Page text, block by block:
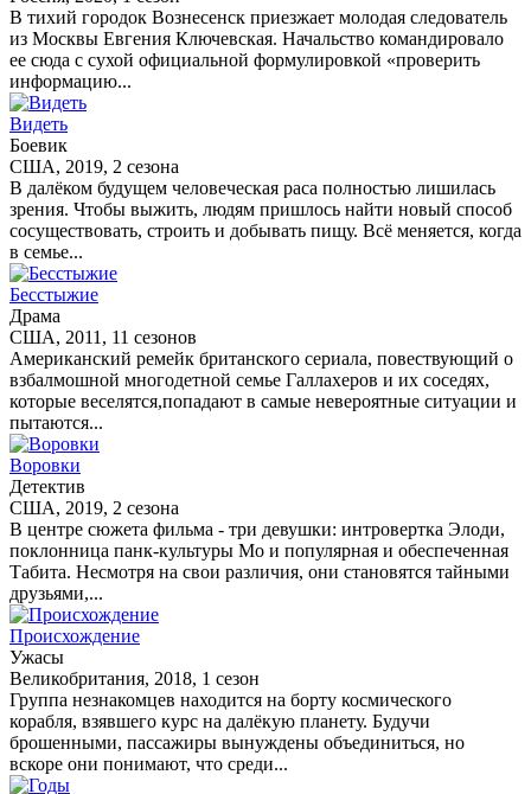
В тихий городок Вознесенск приезжает молодая следователь
из Москвы Евгения Ключевская. Начальство командировало
ее сюда с сухой официальной формулировкой «проверить
информацию...
Видеть
Боевик
США, 2019, 2 сезона
В далёком будущем человеческая раса полностью лишилась
зрения. Чтобы выжить, людям пришлось найти новый способ
сосуществовать, строить и добывать пищу. Всё меняется, когда
в семье...
Бесстыжие
Драма
США, 2011, 11 сезонов
Американский ремейк британского сериала, повествующий о
взбалмошной многодетной семье Галлахеров и их соседях,
которые веселятся,попадают в самые невероятные ситуации и
пытаются...
Воровки
Детектив
США, 2019, 2 сезона
В центре сюжета фильма - три девушки: интровертка Элоди,
поклонница панк-культуры Мо и популярная и обеспеченная
Табита. Несмотря на свои различия, они становятся тайными
друзьями,...
Происхождение
Ужасы
Великобритания, 2018, 1 сезон
Группа незнакомцев находится на борту космического
корабля, взявшего курс на далёкую планету. Будучи
брошенными, пассажиры вынуждены объединиться, но
вскоре они понимают, что среди...